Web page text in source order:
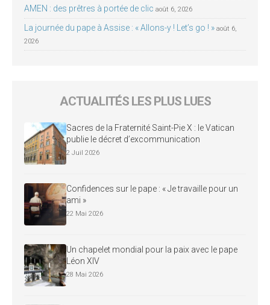
AMEN : des prêtres à portée de clic août 6, 2026
La journée du pape à Assise : « Allons-y ! Let’s go ! » août 6,
2026
ACTUALITÉS LES PLUS LUES
Sacres de la Fraternité Saint-Pie X : le Vatican
publie le décret d’excommunication
2 Juil 2026
Confidences sur le pape : « Je travaille pour un
ami »
22 Mai 2026
Un chapelet mondial pour la paix avec le pape
Léon XIV
28 Mai 2026